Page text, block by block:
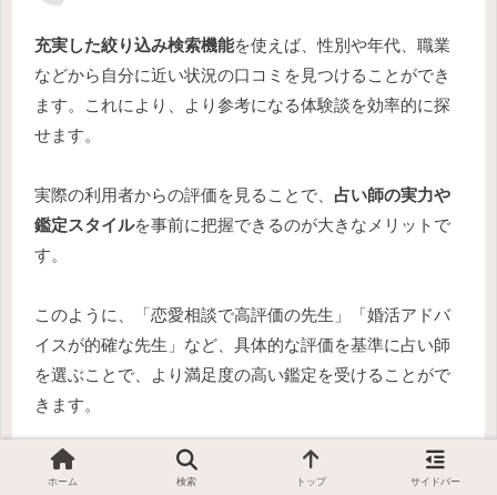
充実した絞り込み検索機能を使えば、性別や年代、職業
などから自分に近い状況の口コミを見つけることができ
ます。これにより、より参考になる体験談を効率的に探
せます。
実際の利用者からの評価を見ることで、 占い師の実力や
鑑定スタイルを事前に把握できるのが大きなメリットで
す。
このように、「恋愛相談で高評価の先生」「婚活アドバ
イスが的確な先生」など、具体的な評価を基準に占い師
を選ぶことで、より満足度の高い鑑定を受けることがで
きます。
＼新規会員登録でいきなり4,000円分の無料ポイント／
ホーム 検索 トップ サイドバー